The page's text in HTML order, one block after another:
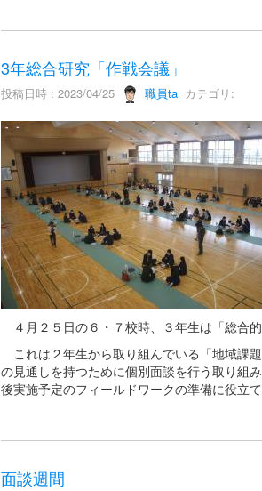
3年総合研究「作戦会議」
投稿日時 : 2023/04/25 職員taカテゴリ:
４月２５日の６・７校時、３年生は「総合
これは２年生から取り組んでいる「地域課
の見通しを持つために個別面談を行う取り組
後実施予定のフィールドワークの準備に役立て
面談週間